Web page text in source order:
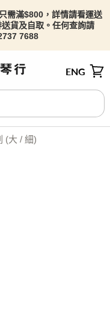
需滿$800，詳情請看運送
貨及自取。任何查詢請
7688
ENG
(大 / 細)